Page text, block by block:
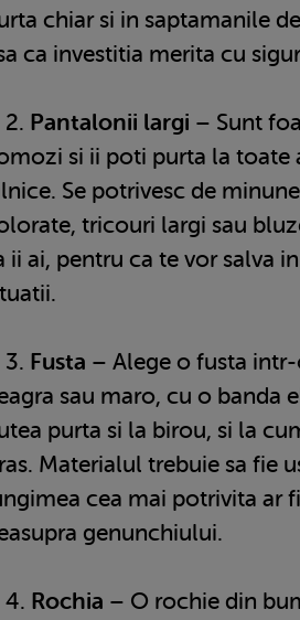
chiar si in saptamanile
ca investitia merita cu
Pantalonii largi – Sunt
si ii poti purta la toate
Se potrivesc de
tricouri largi sau
ii ai, pentru ca te vor salva
Fusta – Alege o fusta
sau maro, cu o banda
purta si la birou, si la
Materialul trebuie sa fie
cea mai potrivita ar
genunchiului.
Rochia – O rochie din